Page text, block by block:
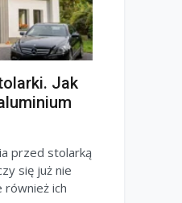
Jak
przed stolarką
się już nie
również ich